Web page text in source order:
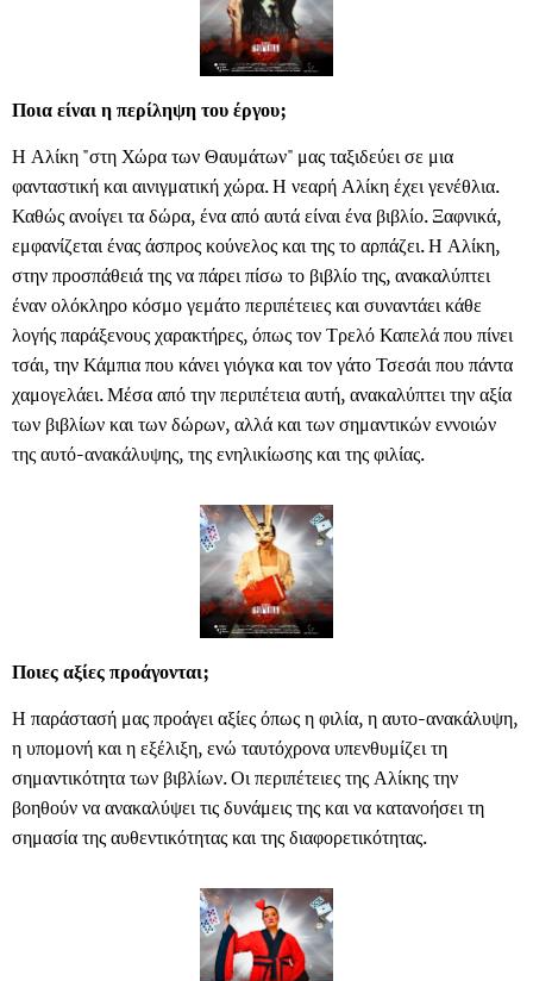
Ποια είναι η περίληψη του έργου;
Η Αλίκη "στη Χώρα των Θαυμάτων" μας ταξιδεύει σε μια
φανταστική και αινιγματική χώρα. Η νεαρή Αλίκη έχει γενέθλια.
Καθώς ανοίγει τα δώρα, ένα από αυτά είναι ένα βιβλίο. Ξαφνικά,
εμφανίζεται ένας άσπρος κούνελος και της το αρπάζει. Η Αλίκη,
στην προσπάθειά της να πάρει πίσω το βιβλίο της, ανακαλύπτει
έναν ολόκληρο κόσμο γεμάτο περιπέτειες και συναντάει κάθε
λογής παράξενους χαρακτήρες, όπως τον Τρελό Καπελά που πίνει
τσάι, την Κάμπια που κάνει γιόγκα και τον γάτο Τσεσάι που πάντα
χαμογελάει. Μέσα από την περιπέτεια αυτή, ανακαλύπτει την αξία
των βιβλίων και των δώρων, αλλά και των σημαντικών εννοιών
της αυτό-ανακάλυψης, της ενηλικίωσης και της φιλίας.
Ποιες αξίες προάγονται;
Η παράστασή μας προάγει αξίες όπως η φιλία, η αυτο-ανακάλυψη,
η υπομονή και η εξέλιξη, ενώ ταυτόχρονα υπενθυμίζει τη
σημαντικότητα των βιβλίων. Οι περιπέτειες της Αλίκης την
βοηθούν να ανακαλύψει τις δυνάμεις της και να κατανοήσει τη
σημασία της αυθεντικότητας και της διαφορετικότητας.